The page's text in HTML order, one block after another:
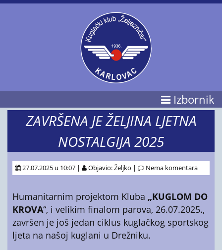
Izbornik
ZAVRŠENA JE ŽELJINA LJETNA
NOSTALGIJA 2025
27.07.2025 u 10:07 | Objavio: Željko | Nema komentara
Humanitarnim projektom Kluba „KUGLOM DO
KROVA“, i velikim finalom parova, 26.07.2025.,
završen je još jedan ciklus kuglačkog sportskog
ljeta na našoj kuglani u Drežniku.